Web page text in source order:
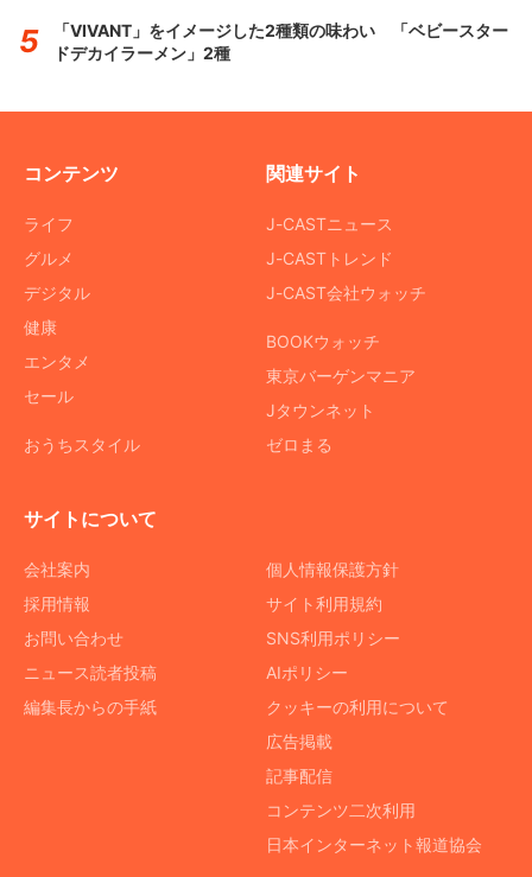
「VIVANT」をイメージした2種類の味わい 「ベビースター
ドデカイラーメン」2種
コンテンツ
ライフ
グルメ
デジタル
健康
エンタメ
セール
おうちスタイル
関連サイト
J-CASTニュース
J-CASTトレンド
J-CAST会社ウォッチ
BOOKウォッチ
東京バーゲンマニア
Jタウンネット
ゼロまる
サイトについて
会社案内
採用情報
お問い合わせ
ニュース読者投稿
編集長からの手紙
個人情報保護方針
サイト利用規約
SNS利用ポリシー
AIポリシー
クッキーの利用について
広告掲載
記事配信
コンテンツ二次利用
日本インターネット報道協会